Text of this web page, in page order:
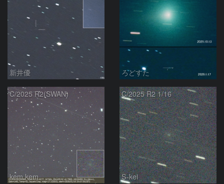
新井優 ろどすた
C/2025 R2(SWAN)
kem.kem
C/2025 R2 1/16
S-kei